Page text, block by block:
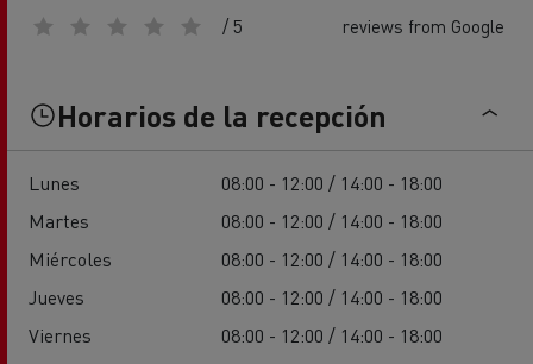
/ 5 reviews from Google
Horarios de la recepción
Lunes
08:00 - 12:00 / 14:00 - 18:00
Martes
08:00 - 12:00 / 14:00 - 18:00
Miércoles
08:00 - 12:00 / 14:00 - 18:00
Jueves
08:00 - 12:00 / 14:00 - 18:00
Viernes
08:00 - 12:00 / 14:00 - 18:00